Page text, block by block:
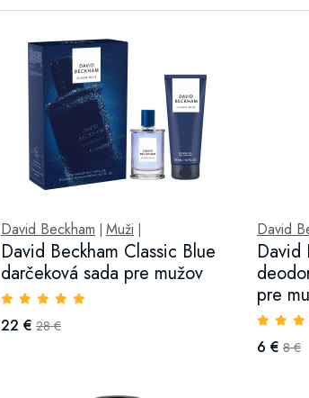
David Beckham Muži
David Beckham Classic Blue
darčeková sada pre mužov
22 € 28 €
David
David
pre
6 € 8 €